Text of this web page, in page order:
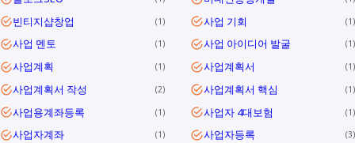
빈티지샵창업 1 사업 기회 1
사업 멘토 1 사업 아이디어 발굴 1
사업계획 1 사업계획서 1
사업계획서 작성 2 사업계획서 핵심 1
사업용계좌등록 1 사업자 4대보험 1
사업자계좌 1 사업자등록 3